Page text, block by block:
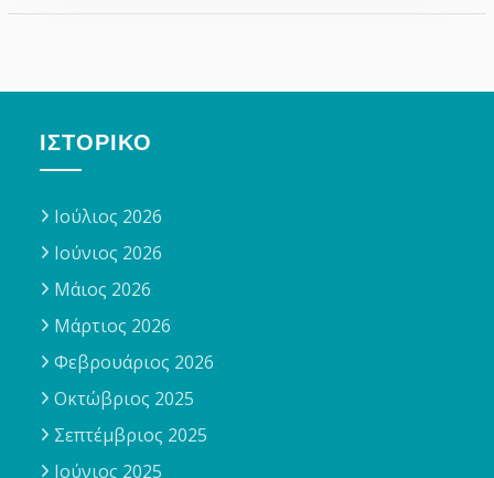
ΙΣΤΟΡΙΚΌ
Ιούλιος 2026
Ιούνιος 2026
Μάιος 2026
Μάρτιος 2026
Φεβρουάριος 2026
Οκτώβριος 2025
Σεπτέμβριος 2025
Ιούνιος 2025